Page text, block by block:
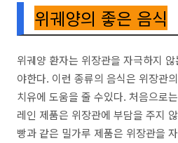
위궤양의 좋은 음식
위궤양 환자는 위장관을 자극하지
야한다. 이런 종류의 음식은 위장관
치유에 도움을 줄 수있다. 처음으로
레인 제품은 위장관에 부담을 주지
빵과 같은 밀가루 제품은 위장관을